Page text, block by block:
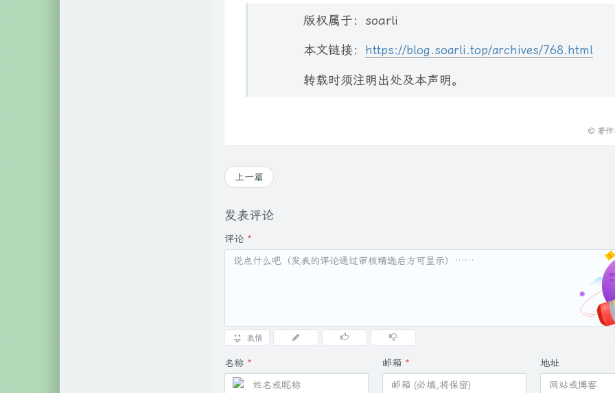
版权属于：soarli
本文链接： https://blog.soarli.top/archives/768.html
转载时须注明出处及本声明。
© 著作
上一篇
发表评论
评论 *
表情
名称 * 邮箱 * 地址